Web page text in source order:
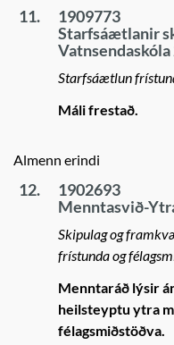
11.
1909773
Starfsáætlanir
Starfsáætlun
Máli frestað.
Almenn erindi
12.
1902693
Menntasvið-
Skipulag og
frístunda og
Menntaráð lýsir
heilsteyptu ytra
félagsmiðstöðva.